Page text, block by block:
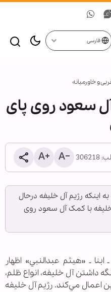
فارسی
و خاورمیانه
سعود روی پای
اینکه رژيم آل خليفه درحال
خلیفه با کمک آل سعود روی
ـ «هيثم عبدالنبي» اظهار
داشتن آل خلیفه، انواع ظلم،
اعمال مي‌كند. رژيم آل خلیفه